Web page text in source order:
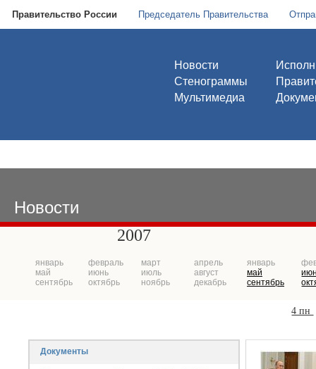
Правительство России Председатель Правительства
Новости
Стенограммы
Мультимедиа
Новости
2007
январь
май
сентябрь
февраль
июнь
октябрь
март
июль
ноябрь
апрель
август
декабрь
январь
май
сентябрь
4 пн
Документы